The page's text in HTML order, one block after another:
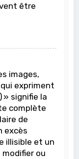
être
images,
expriment
» signifie la
complète
de
excès
illisible et un
ou